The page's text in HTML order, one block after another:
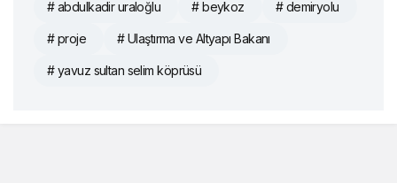
# abdulkadir uraloğlu # beykoz # demiryolu
# proje # Ulaştırma ve Altyapı Bakanı
# yavuz sultan selim köprüsü